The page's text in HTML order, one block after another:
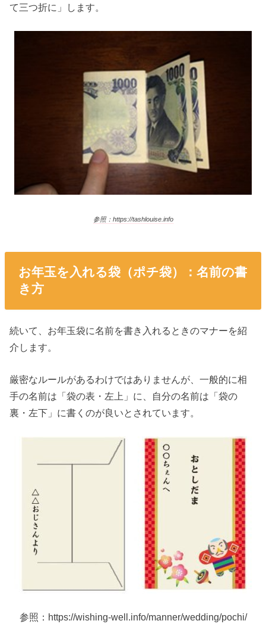
て三つ折に」します。
参照：https://tashlouise.info
お年玉を入れる袋（ポチ袋）：名前の書
き方
続いて、お年玉袋に名前を書き入れるときのマナーを紹
介します。
厳密なルールがあるわけではありませんが、一般的に相
手の名前は「袋の表・左上」に、自分の名前は「袋の
裏・左下」に書くのが良いとされています。
参照：https://wishing-well.info/manner/wedding/pochi/